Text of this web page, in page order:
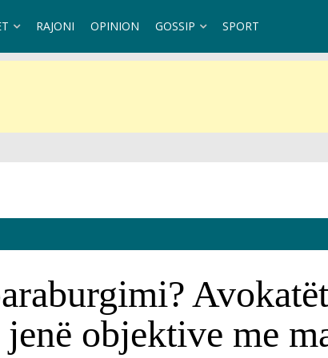
RAJONI OPINION GOSSIP SPORT
objektive me